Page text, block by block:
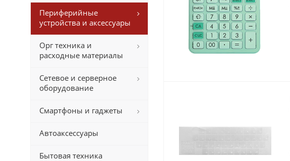
Периферийные
устройства и аксессуары
Орг техника и
расходные материалы
Сетевое и серверное
оборудование
Смартфоны и гаджеты
Автоаксессуары
Бытовая техника